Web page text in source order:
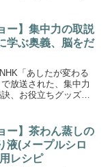
！食物繊維や葉酸、カ
ー】集中力の取説
学ぶ奥義、脳をだ
「あしたが変わる
放送された、集中力
、お役立ちグッズな
なこと”でも集中できる
ー】茶わん蒸しの
液(メープルシロ
レシピ